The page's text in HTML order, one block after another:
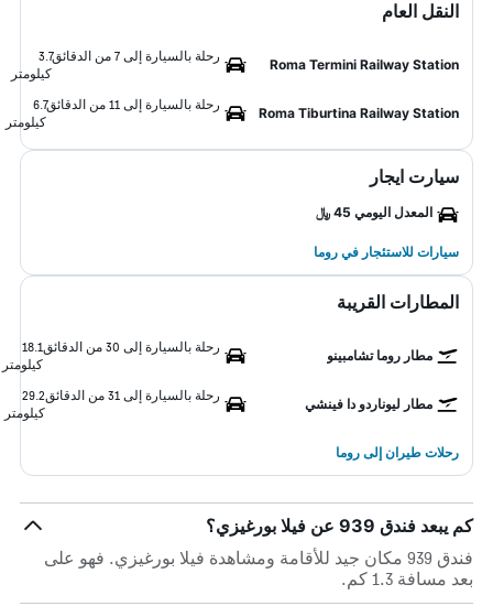
النقل العام
Roma Termini Railway Station
رحلة بالسيارة إلى 7 من الدقائق
3.7
كيلومتر
Roma Tiburtina Railway Station
رحلة بالسيارة إلى 11 من الدقائق
6.7
كيلومتر
سيارت ايجار
المعدل اليومي 45 ﷼
سيارات للاستئجار في روما
المطارات القريبة
مطار روما تشامبينو
رحلة بالسيارة إلى 30 من الدقائق
18.1
كيلومتر
مطار ليوناردو دا فينشي
رحلة بالسيارة إلى 31 من الدقائق
29.2
كيلومتر
رحلات طيران إلى روما
كم يبعد فندق 939 عن فيلا بورغيزي؟
فندق 939 مكان جيد للأقامة ومشاهدة فيلا بورغيزي. فهو على
بعد مسافة 1.3 كم.